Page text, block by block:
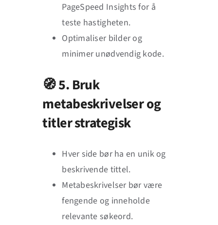
PageSpeed Insights for å
teste hastigheten.
Optimaliser bilder og
minimer unødvendig kode.
🧭 5. Bruk
metabeskrivelser og
titler strategisk
Hver side bør ha en unik og
beskrivende tittel.
Metabeskrivelser bør være
fengende og inneholde
relevante søkeord.